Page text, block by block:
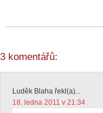
3 komentářů:
Luděk Blaha řekl(a)...
18. ledna 2011 v 21:34